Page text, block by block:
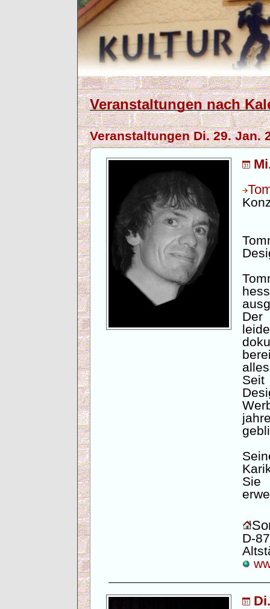
Veranstaltungen nach
Veranstaltungen Di. 29. Jan.
Seit
Sie
D-